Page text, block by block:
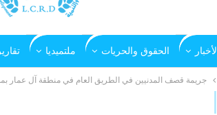
الأخبار الحقوق والحريات ملتميديا تقارير
جريمة قصف المدنيين في الطريق العام في منطقة آل عمار